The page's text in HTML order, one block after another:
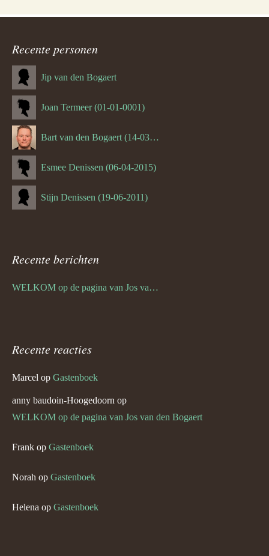
Recente personen
Jip van den Bogaert
Joan Termeer (01-01-0001)
Bart van den Bogaert (14-03-1980)
Esmee Denissen (06-04-2015)
Stijn Denissen (19-06-2011)
Recente berichten
WELKOM op de pagina van Jos van den Bogaert
Recente reacties
Marcel op Gastenboek
anny baudoin-Hoogedoorn op
WELKOM op de pagina van Jos van den Bogaert
Frank op Gastenboek
Norah op Gastenboek
Helena op Gastenboek